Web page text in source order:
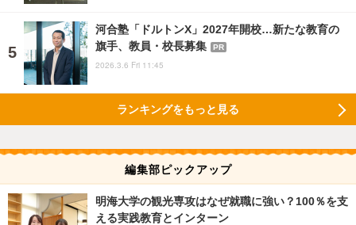
河合塾「ドルトンX」2027年開校…新たな教育の
旗手、教員・校長募集
PR
2026.3.6 Fri 11:45
ランキングをもっと見る
編集部ピックアップ
明海大学の観光専攻はなぜ就職に強い？100％を支
える実践教育とインターン